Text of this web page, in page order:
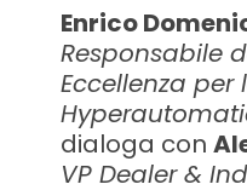
Enrico
Responsabile
Eccellenza per
dialoga con
VP Dealer &